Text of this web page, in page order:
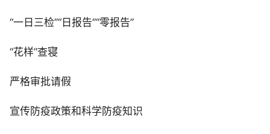
“一日三检”“日报告”“零报告”
“花样”查寝
严格审批请假
宣传防疫政策和科学防疫知识